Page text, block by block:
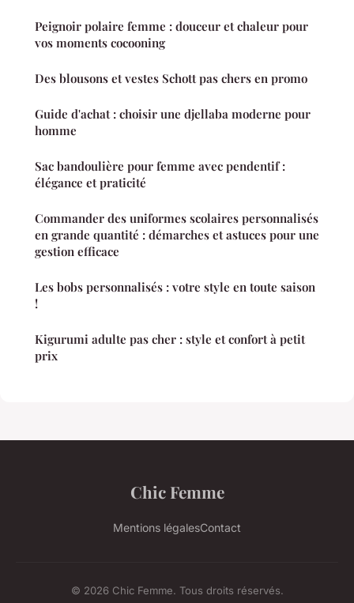
Peignoir polaire femme : douceur et chaleur pour
vos moments cocooning
Des blousons et vestes Schott pas chers en promo
Guide d'achat : choisir une djellaba moderne pour
homme
Sac bandoulière pour femme avec pendentif :
élégance et praticité
Commander des uniformes scolaires personnalisés
en grande quantité : démarches et astuces pour une
gestion efficace
Les bobs personnalisés : votre style en toute saison
!
Kigurumi adulte pas cher : style et confort à petit
prix
Chic Femme
Mentions légalesContact
© 2026 Chic Femme. Tous droits réservés.